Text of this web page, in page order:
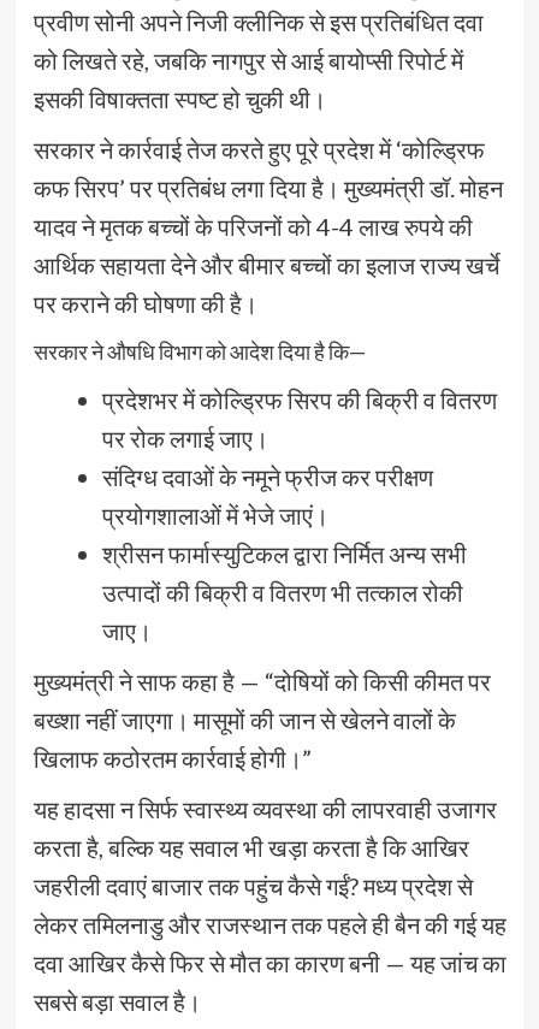
प्रवीण सोनी अपने निजी क्लीनिक से इस प्रतिबंधित दवा
को लिखते रहे, जबकि नागपुर से आई बायोप्सी रिपोर्ट में
इसकी विषाक्तता स्पष्ट हो चुकी थी।
सरकार ने कार्रवाई तेज करते हुए पूरे प्रदेश में ‘कोल्ड्रिफ
कफ सिरप’ पर प्रतिबंध लगा दिया है। मुख्यमंत्री डॉ. मोहन
यादव ने मृतक बच्चों के परिजनों को 4-4 लाख रुपये की
आर्थिक सहायता देने और बीमार बच्चों का इलाज राज्य खर्चे
पर कराने की घोषणा की है।
सरकार ने औषधि विभाग को आदेश दिया है कि—
प्रदेशभर में कोल्ड्रिफ सिरप की बिक्री व वितरण
पर रोक लगाई जाए।
संदिग्ध दवाओं के नमूने फ्रीज कर परीक्षण
प्रयोगशालाओं में भेजे जाएं।
श्रीसन फार्मास्युटिकल द्वारा निर्मित अन्य सभी
उत्पादों की बिक्री व वितरण भी तत्काल रोकी
जाए।
मुख्यमंत्री ने साफ कहा है — “दोषियों को किसी कीमत पर
बख्शा नहीं जाएगा। मासूमों की जान से खेलने वालों के
खिलाफ कठोरतम कार्रवाई होगी।”
यह हादसा न सिर्फ स्वास्थ्य व्यवस्था की लापरवाही उजागर
करता है, बल्कि यह सवाल भी खड़ा करता है कि आखिर
जहरीली दवाएं बाजार तक पहुंच कैसे गईं? मध्य प्रदेश से
लेकर तमिलनाडु और राजस्थान तक पहले ही बैन की गई यह
दवा आखिर कैसे फिर से मौत का कारण बनी — यह जांच का
सबसे बड़ा सवाल है।